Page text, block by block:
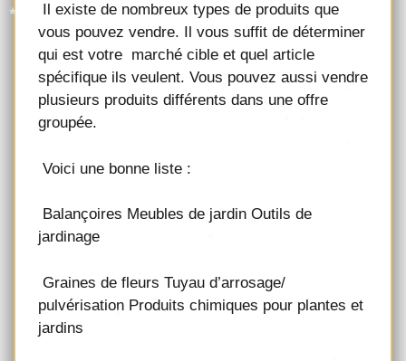
Il existe de nombreux types de produits que
vous pouvez vendre. Il vous suffit de déterminer
qui est votre marché cible et quel article
spécifique ils veulent. Vous pouvez aussi vendre
plusieurs produits différents dans une offre
groupée.
Voici une bonne liste :
Balançoires Meubles de jardin Outils de
jardinage
Graines de fleurs Tuyau d’arrosage/
pulvérisation Produits chimiques pour plantes et
jardins